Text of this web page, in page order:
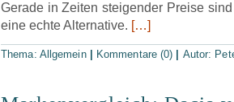
Gerade in Zeiten steigender Preise
eine echte Alternative. […]
Thema: Allgemein Kommentare (0) Autor: